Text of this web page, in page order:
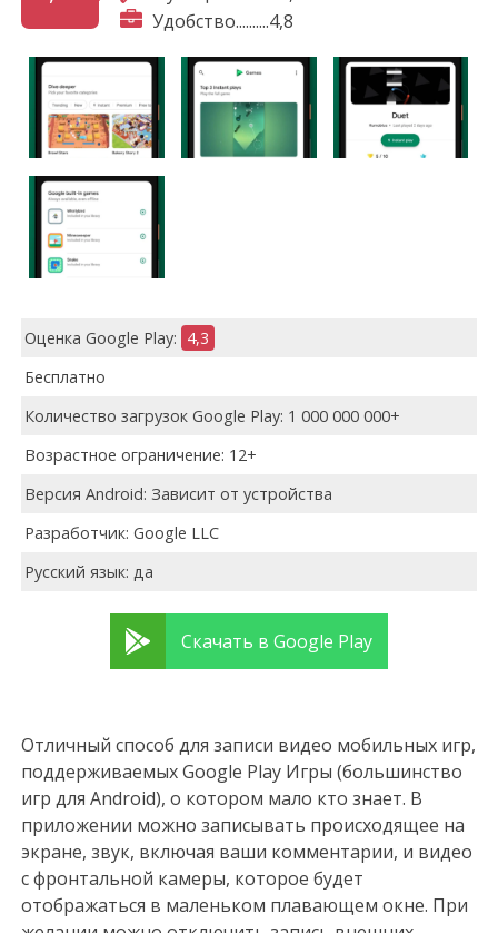
Удобство..........4,8
Оценка Google Play: 4,3
Бесплатно
Количество загрузок Google Play: 1 000 000 000+
Возрастное ограничение: 12+
Версия Android: Зависит от устройства
Разработчик: Google LLC
Русский язык: да
Скачать в Google Play
Отличный способ для записи видео мобильных игр,
поддерживаемых Google Play Игры (большинство
игр для Android), о котором мало кто знает. В
приложении можно записывать происходящее на
экране, звук, включая ваши комментарии, и видео
с фронтальной камеры, которое будет
отображаться в маленьком плавающем окне. При